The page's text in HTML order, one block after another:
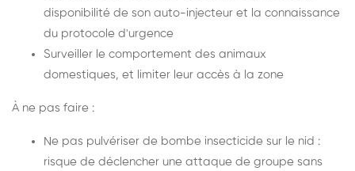
disponibilité de son auto-injecteur et la connaissance
du protocole d'urgence
Surveiller le comportement des animaux
domestiques, et limiter leur accès à la zone
À ne pas faire :
Ne pas pulvériser de bombe insecticide sur le nid :
risque de déclencher une attaque de groupe sans